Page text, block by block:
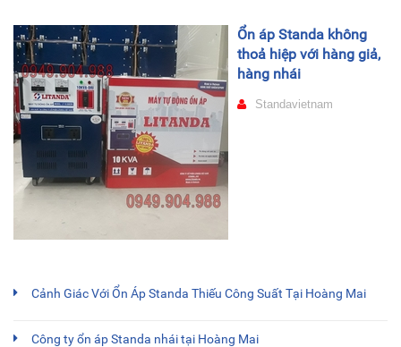
Ổn áp Standa không
thoả hiệp với hàng giả,
hàng nhái
Standavietnam
Cảnh Giác Với Ổn Áp Standa Thiếu Công Suất Tại Hoàng Mai
Công ty ổn áp Standa nhái tại Hoàng Mai